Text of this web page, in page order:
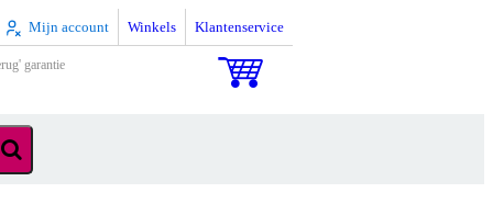
Mijn account Winkels Klantenservice
garantie